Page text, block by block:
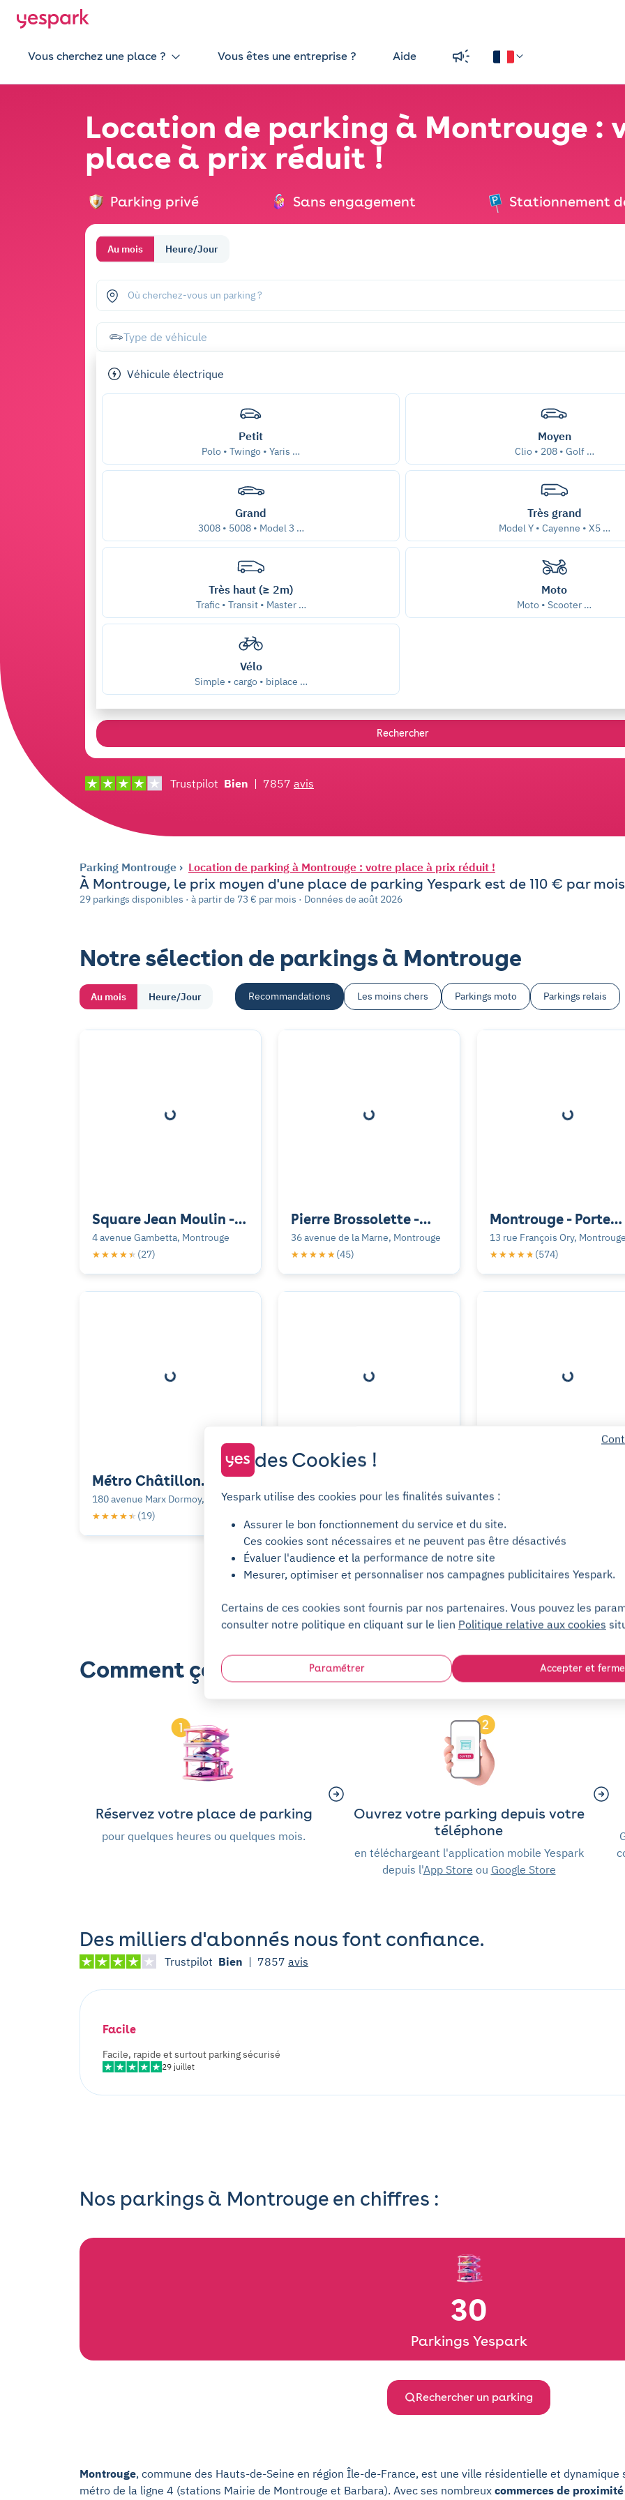
Vous cherchez une place ? Vous êtes une entreprise ? Aide
Location de parking à Montrouge :
place à prix réduit !
Parking privé Sans engagement Stationnement
Heure/Jour
Au mois
Où cherchez-vous un parking ?
Type de véhicule
Véhicule électrique
Petit
Polo • Twingo • Yaris …
Moyen
Clio • 208 • Golf …
Grand
3008 • 5008 • Model 3 …
Très grand
Model Y • Cayenne • X5 …
Très haut (≥ 2m)
Trafic • Transit • Master …
Moto
Moto • Scooter …
Vélo
Simple • cargo • biplace …
Rechercher
Trustpilot Bien | 7857 avis
Parking Montrouge Location de parking à Montrouge : votre place à prix réduit !
À Montrouge, le prix moyen d'une place de parking Yespark est de 110 € par
29 parkings disponibles · à partir de 73 € par mois · Données de août 2026
Notre sélection de parkings à Montrouge
Au mois Heure/Jour Recommandations Les moins chers Parkings moto Parkings relais
Square Jean Moulin -
Montrouge
4 avenue Gambetta, Montrouge
★★★★★
★★★★★ (27)
Pierre Brossolette -
Montrouge
36 avenue de la Marne, Montrouge
★★★★★
★★★★★ (45)
Montrouge - Porte
d'Orléans - Mercure
13 rue François Ory,
★★★★★
★★★★★ (574)
Métro Châtillon
Montrouge
180 avenue Marx Dormoy,
Montrouge
★★★★★
★★★★★ (19)
rue Danton -
13 rue Danton, Montrouge
- Montrouge
22 rue de Gentilly, Montrouge
Voir plus de parkings
Comment ça marche ?
Réservez votre place de parking
pour quelques heures ou quelques mois.
Ouvrez votre parking depuis votre
téléphone
en téléchargeant l'application mobile Yespark
depuis l'App Store ou Google Store
Des milliers d'abonnés nous font confiance.
Trustpilot Bien | 7857 avis
Facile
Facile, rapide et surtout parking sécurisé
29 juillet
Nos parkings à Montrouge en chiffres :
30
Parkings Yespark
Rechercher un parking
Montrouge, commune des Hauts-de-Seine en région Île-de-France, est une ville résidentielle et
métro de la ligne 4 (stations Mairie de Montrouge et Barbara). Avec ses nombreux commerces de proximité
des Cookies !
Yespark utilise des cookies pour les finalités suivantes :
Assurer le bon fonctionnement du service et du site.
Ces cookies sont nécessaires et ne peuvent pas être désactivés
Évaluer l'audience et la performance de notre site
Mesurer, optimiser et personnaliser nos campagnes publicitaires Yespark.
Certains de ces cookies sont fournis par nos partenaires. Vous pouvez les
consulter notre politique en cliquant sur le lien Politique relative aux cookies
Paramétrer Accepter et